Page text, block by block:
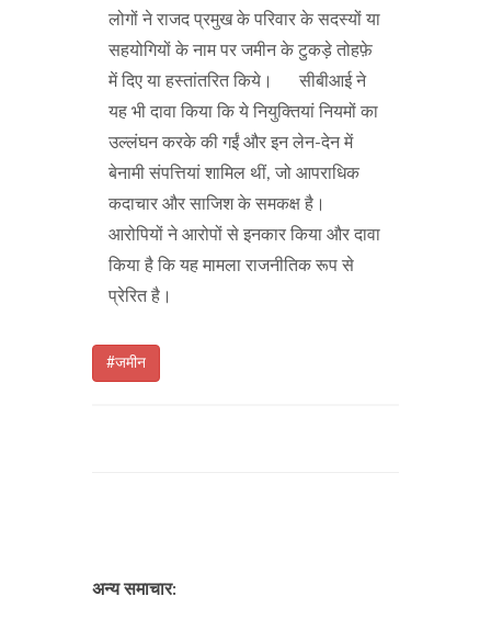
लोगों ने राजद प्रमुख के परिवार के सदस्यों या
सहयोगियों के नाम पर जमीन के टुकड़े तोहफ़े
में दिए या हस्तांतरित किये। सीबीआई ने
यह भी दावा किया कि ये नियुक्तियां नियमों का
उल्लंघन करके की गईं और इन लेन-देन में
बेनामी संपत्तियां शामिल थीं, जो आपराधिक
कदाचार और साजिश के समकक्ष है।
आरोपियों ने आरोपों से इनकार किया और दावा
किया है कि यह मामला राजनीतिक रूप से
प्रेरित है।
#जमीन
अन्य समाचार: